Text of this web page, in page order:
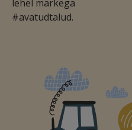
lehel märkega
#avatudtalud.